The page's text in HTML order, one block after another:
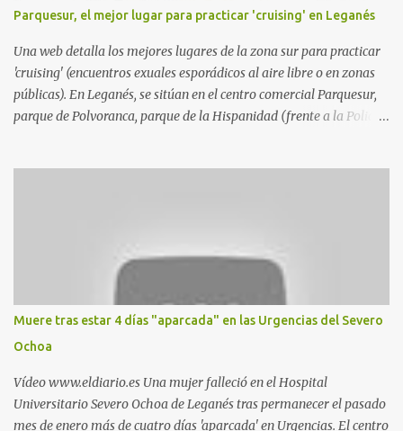
Parquesur, el mejor lugar para practicar 'cruising' en Leganés
Una web detalla los mejores lugares de la zona sur para practicar
'cruising' (encuentros exuales esporádicos al aire libre o en zonas
públicas). En Leganés, se sitúan en el centro comercial Parquesur,
parque de Polvoranca, parque de la Hispanidad (frente a la Policía
estadio municipal de Butarque) y caminos entre el estadio y Plaza
Nueva. Otro lugar: Escombrera de Polvoranca, entre Leganés y
Móstoles También en el parque de la Hispanidad, situado frente a
la Policía Local de Leganés de la calle Chile, 1, y junto al
cementerio de Butarque". Más información
Muere tras estar 4 días "aparcada" en las Urgencias del Severo
Ochoa
Vídeo www.eldiario.es Una mujer falleció en el Hospital
Universitario Severo Ochoa de Leganés tras permanecer el pasado
mes de enero más de cuatro días 'aparcada' en Urgencias. El centro